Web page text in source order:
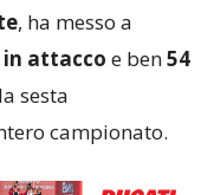
, ha messo a
in attacco e ben54
sesta
campionato.